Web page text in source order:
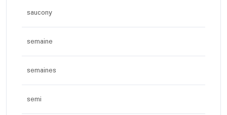
saucony
semaine
semaines
semi